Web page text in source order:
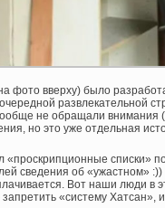
фото вверху) было
развлекательной
не обращали внимания
но это уже отдельная
«проскрипционные
сведения об «ужастном»
Вот наши люди в
«систему Хатсан», и